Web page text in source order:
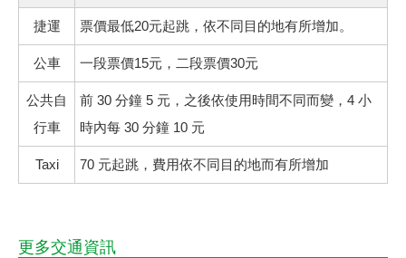
捷運 票價最低20元起跳，依不同目的地有所增加。
公車 一段票價15元，二段票價30元
公共自
行車
前 30 分鐘 5 元，之後依使用時間不同而變，4 小
時內每 30 分鐘 10 元
Taxi 70 元起跳，費用依不同目的地而有所增加
更多交通資訊